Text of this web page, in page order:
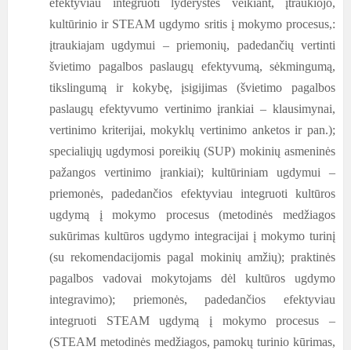
efektyviau integruoti lyderystės veikiant, įtraukiojo,
kultūrinio ir STEAM ugdymo sritis į mokymo procesus,:
įtraukiajam ugdymui – priemonių, padedančių vertinti
švietimo pagalbos paslaugų efektyvumą, sėkmingumą,
tikslingumą ir kokybę, įsigijimas (švietimo pagalbos
paslaugų efektyvumo vertinimo įrankiai – klausimynai,
vertinimo kriterijai, mokyklų vertinimo anketos ir pan.);
specialiųjų ugdymosi poreikių (SUP) mokinių asmeninės
pažangos vertinimo įrankiai); kultūriniam ugdymui –
priemonės, padedančios efektyviau integruoti kultūros
ugdymą į mokymo procesus (metodinės medžiagos
sukūrimas kultūros ugdymo integracijai į mokymo turinį
(su rekomendacijomis pagal mokinių amžių); praktinės
pagalbos vadovai mokytojams dėl kultūros ugdymo
integravimo); priemonės, padedančios efektyviau
integruoti STEAM ugdymą į mokymo procesus –
(STEAM metodinės medžiagos, pamokų turinio kūrimas,